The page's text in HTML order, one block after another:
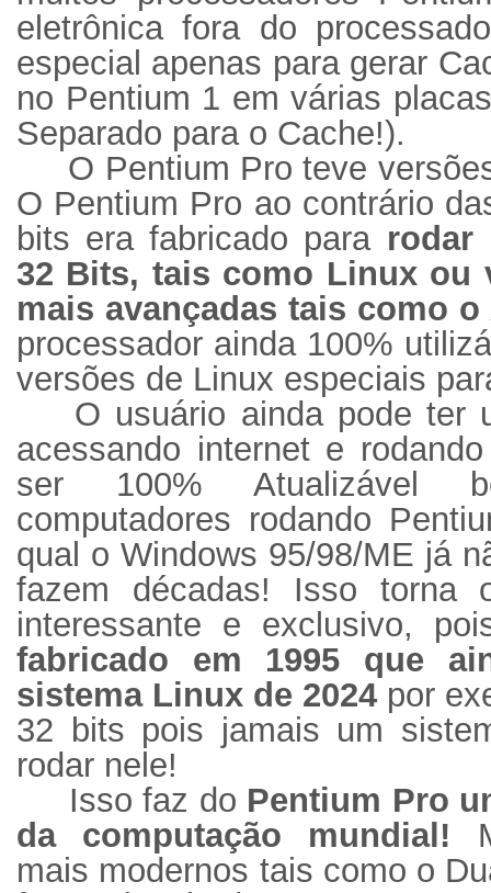
eletrônica fora do
especial apenas para gerar
no Pentium 1 em várias
Separado para o Cache!).
O Pentium Pro teve
O Pentium Pro ao contrário
bits era fabricado para rodar
32 Bits, tais como Linux ou
mais avançadas tais como o
processador ainda 100%
versões de Linux especiais
O usuário ainda pode ter
acessando internet e
ser 100% Atualizável
computadores rodando
qual o Windows 95/98/ME já
fazem décadas! Isso torna
interessante e exclusivo,
fabricado em 1995 que
sistema Linux de 2024 por
32 bits pois jamais um
rodar nele!
Isso faz do Pentium Pro
da computação mundial!
mais modernos tais como o